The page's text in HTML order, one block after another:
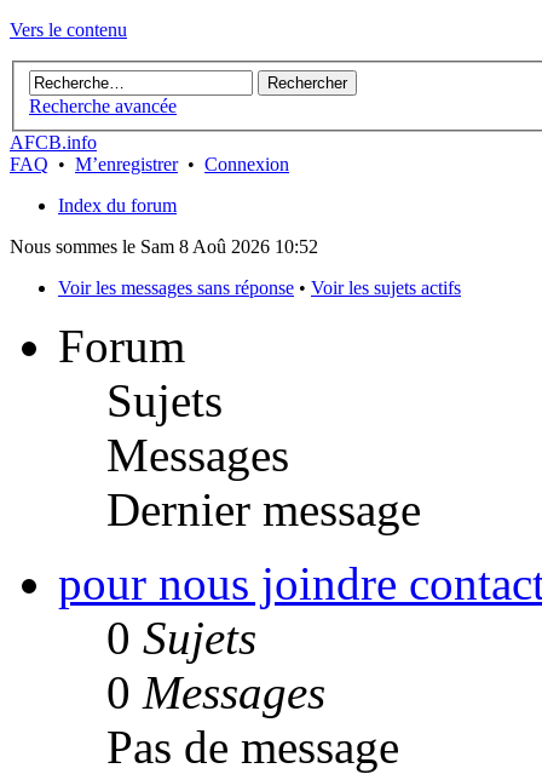
Vers le contenu
Recherche avancée
AFCB.info
FAQ • M’enregistrer • Connexion
Index du forum
Nous sommes le Sam 8 Aoû 2026 10:52
Voir les messages sans réponse • Voir les sujets actifs
Forum
Sujets
Messages
Dernier message
pour nous joindre
0 Sujets
0 Messages
Pas de message